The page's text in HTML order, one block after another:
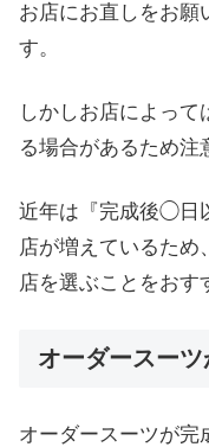
お店にお直しをお願
す。
しかしお店によっ
る場合があるため注
近年は『完成後◯日
店が増えているため
店を選ぶことをおす
オーダースー
オーダースーツが完